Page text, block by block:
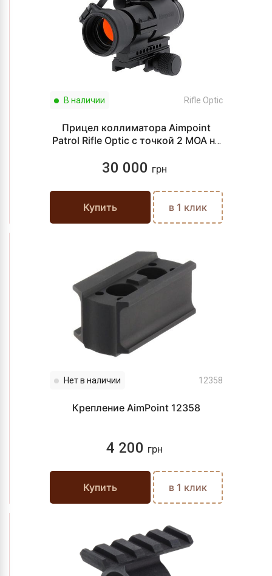
В наличии Rifle Optic
Прицел коллиматора Aimpoint
Patrol Rifle Optic с точкой 2 МОА на
30 000 грн
Купить в 1 клик
Нет в наличии 12358
Крепление AimPoint 12358
4 200 грн
Купить в 1 клик